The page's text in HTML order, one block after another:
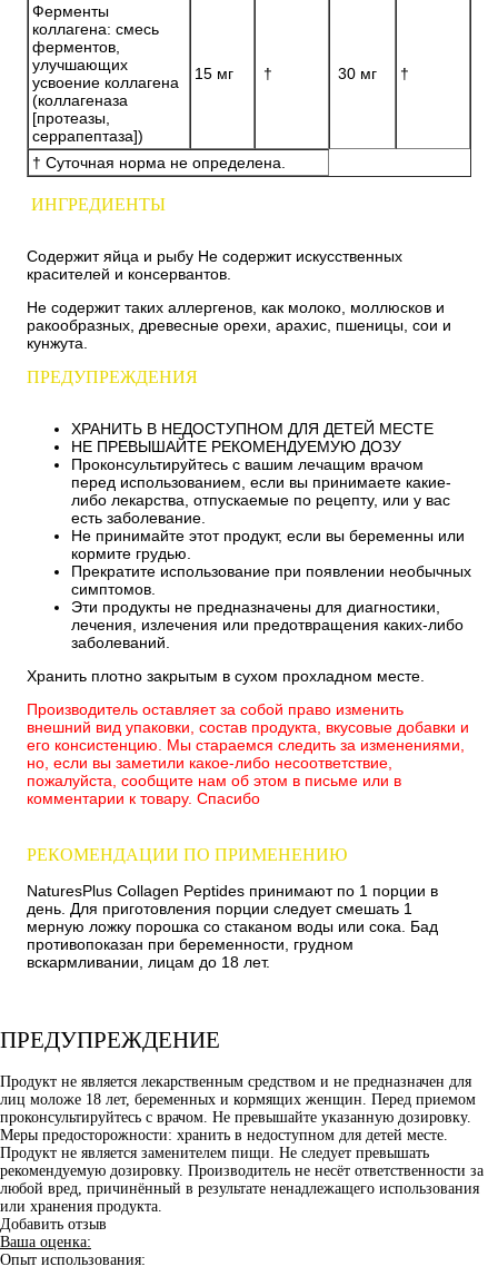
Ферменты
коллагена: смесь
ферментов,
улучшающих
усвоение коллагена
(коллагеназа
[протеазы,
серрапептаза])
15 мг † 30 мг †
† Суточная норма не определена.
ИНГРЕДИЕНТЫ
Содержит яйца и рыбу Не содержит искусственных
красителей и консервантов.
Не содержит таких аллергенов, как молоко, моллюсков и
ракообразных, древесные орехи, арахис, пшеницы, сои и
кунжута.
ПРЕДУПРЕЖДЕНИЯ
ХРАНИТЬ В НЕДОСТУПНОМ ДЛЯ ДЕТЕЙ МЕСТЕ
НЕ ПРЕВЫШАЙТЕ РЕКОМЕНДУЕМУЮ ДОЗУ
Проконсультируйтесь с вашим лечащим врачом
перед использованием, если вы принимаете какие-
либо лекарства, отпускаемые по рецепту, или у вас
есть заболевание.
Не принимайте этот продукт, если вы беременны или
кормите грудью.
Прекратите использование при появлении необычных
симптомов.
Эти продукты не предназначены для диагностики,
лечения, излечения или предотвращения каких-либо
заболеваний.
Хранить плотно закрытым в сухом прохладном месте.
Производитель оставляет за собой право изменить
внешний вид упаковки, состав продукта, вкусовые добавки и
его консистенцию. Мы стараемся следить за изменениями,
но, если вы заметили какое-либо несоответствие,
пожалуйста, сообщите нам об этом в письме или в
комментарии к товару. Спасибо
РЕКОМЕНДАЦИИ ПО ПРИМЕНЕНИЮ
NaturesPlus Collagen Peptides принимают по 1 порции в
день. Для приготовления порции следует смешать 1
мерную ложку порошка со стаканом воды или сока. Бад
противопоказан при беременности, грудном
вскармливании, лицам до 18 лет.
ПРЕДУПРЕЖДЕНИЕ
Продукт не является лекарственным средством и не предназначен для
лиц моложе 18 лет, беременных и кормящих женщин. Перед приемом
проконсультируйтесь с врачом. Не превышайте указанную дозировку.
Меры предосторожности: хранить в недоступном для детей месте.
Продукт не является заменителем пищи. Не следует превышать
рекомендуемую дозировку. Производитель не несёт ответственности за
любой вред, причинённый в результате ненадлежащего использования
или хранения продукта.
Добавить отзыв
Ваша оценка:
Опыт использования: